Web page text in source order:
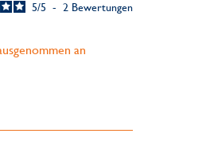
5/5 - 2 Bewertungen
an